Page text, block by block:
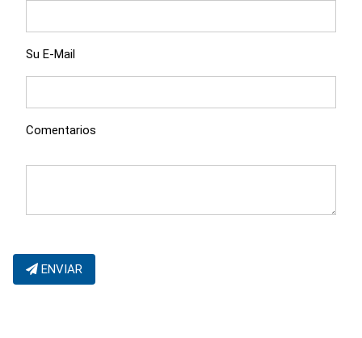
Su E-Mail
Comentarios
ENVIAR